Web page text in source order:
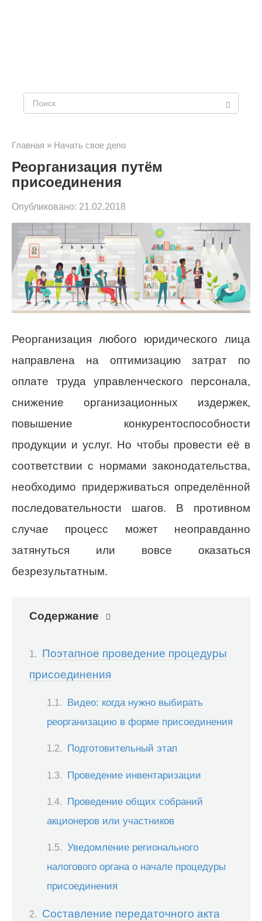
Главная » Начать свое дело
Реорганизация путём
присоединения
Опубликовано: 21.02.2018
Реорганизация любого юридического лица
направлена на оптимизацию затрат по
оплате труда управленческого персонала,
снижение организационных издержек,
повышение конкурентоспособности
продукции и услуг. Но чтобы провести её в
соответствии с нормами законодательства,
необходимо придерживаться определённой
последовательности шагов. В противном
случае процесс может неоправданно
затянуться или вовсе оказаться
безрезультатным.
Содержание
Поэтапное проведение процедуры
присоединения
Видео: когда нужно выбирать
реорганизацию в форме присоединения
Подготовительный этап
Проведение инвентаризации
Проведение общих собраний
акционеров или участников
Уведомление регионального
налогового органа о начале процедуры
присоединения
Составление передаточного акта